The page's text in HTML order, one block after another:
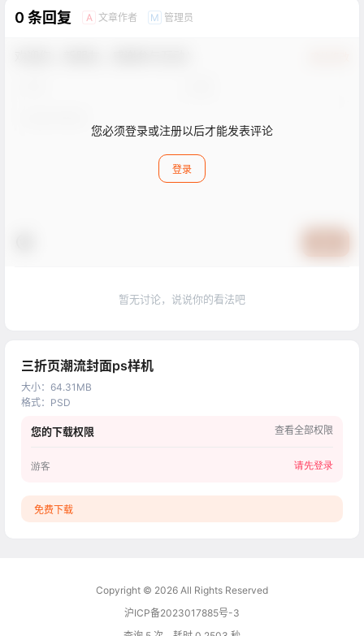
0 条回复 A 文章作者 M 管理员
您必须登录或注册以后才能发表评论
登录
暂无讨论，说说你的看法吧
三折页潮流封面ps样机
大小： 64.31MB
格式： PSD
您的下载权限 查看全部权限
游客 请先登录
免费下载
Copyright © 2026 All Rights Reserved
沪ICP备2023017885号-3